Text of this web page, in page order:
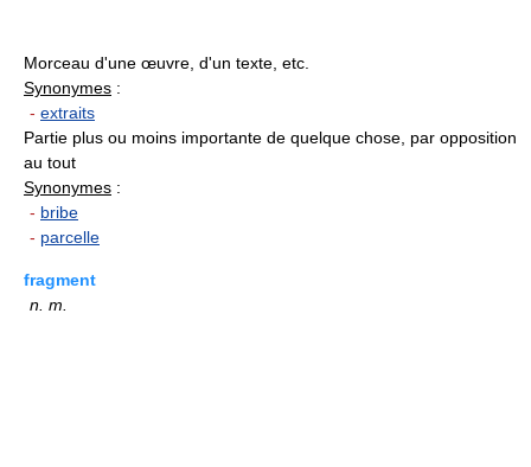
Morceau d'une œuvre, d'un texte, etc.
Synonymes :
- extraits
Partie plus ou moins importante de quelque chose, par opposition
au tout
Synonymes :
- bribe
- parcelle
fragment
n. m.